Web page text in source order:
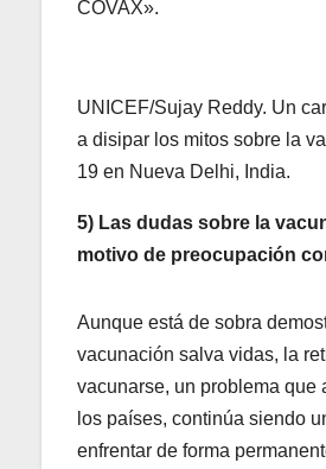
COVAX».
UNICEF/Sujay Reddy. Un
a disipar los mitos sobre la
19 en Nueva Delhi, India.
5) Las dudas sobre la
motivo de preocupación
Aunque está de sobra
vacunación salva vidas, la
vacunarse, un problema que
los países, continúa siendo
enfrentar de forma